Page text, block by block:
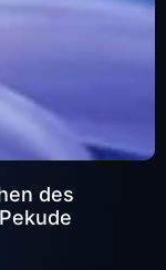
des